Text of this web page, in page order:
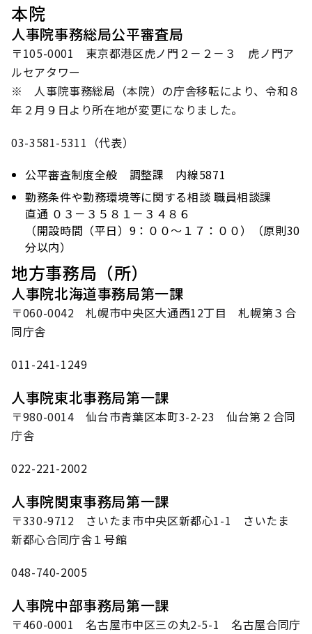
本院
人事院事務総局公平審査局
〒105-0001 東京都港区虎ノ門２－２－３ 虎ノ門ア
ルセアタワー
※ 人事院事務総局（本院）の庁舎移転により、令和８
年２月９日より所在地が変更になりました。
03-3581-5311（代表）
公平審査制度全般 調整課 内線5871
勤務条件や勤務環境等に関する相談 職員相談課
直通 ０３－３５８１－３４８６
（開設時間（平日）9：００～１７：００）（原則30
分以内）
地方事務局（所）
人事院北海道事務局第一課
〒060-0042 札幌市中央区大通西12丁目 札幌第３合
同庁舎
011-241-1249
人事院東北事務局第一課
〒980-0014 仙台市青葉区本町3-2-23 仙台第２合同
庁舎
022-221-2002
人事院関東事務局第一課
〒330-9712 さいたま市中央区新都心1-1 さいたま
新都心合同庁舎１号館
048-740-2005
人事院中部事務局第一課
〒460-0001 名古屋市中区三の丸2-5-1 名古屋合同庁